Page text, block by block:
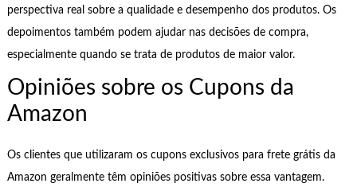
perspectiva real sobre a qualidade e desempenho dos produtos. Os
depoimentos também podem ajudar nas decisões de compra,
especialmente quando se trata de produtos de maior valor.
Opiniões sobre os Cupons da
Amazon
Os clientes que utilizaram os cupons exclusivos para frete grátis da
Amazon geralmente têm opiniões positivas sobre essa vantagem.